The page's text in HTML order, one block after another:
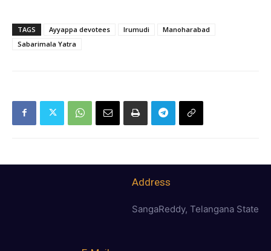
TAGS Ayyappa devotees Irumudi
Manoharabad
Sabarimala Yatra
Address
SangaReddy, Telangana State